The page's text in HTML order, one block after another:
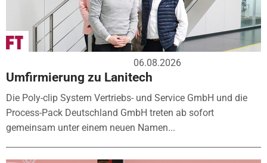
06.08.2026
Umfirmierung zu Lanitech
Die Poly-clip System Vertriebs- und Service GmbH und die
Process-Pack Deutschland GmbH treten ab sofort
gemeinsam unter einem neuen Namen...